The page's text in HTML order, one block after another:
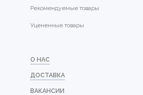
Рекомендуемые товары
Уцененные товары
О НАС
ДОСТАВКА
ВАКАНСИИ